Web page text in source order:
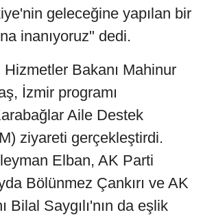
geleceğine yapılan bir
inanıyoruz" dedi.
Bakanı Mahinur
İzmir programı
Aile Destek
ziyareti gerçekleştirdi.
Elban, AK Parti
Bölünmez Çankırı ve AK
Bilal Saygılı'nın da eşlik